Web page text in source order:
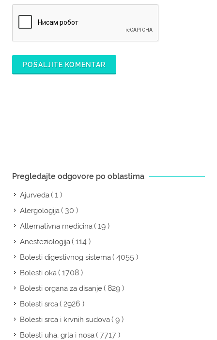
POŠALJITE KOMENTAR
Pregledajte odgovore po oblastima
Ajurveda( 1 )
Alergologija( 30 )
Alternativna medicina( 19 )
Anesteziologija( 114 )
Bolesti digestivnog sistema( 4055 )
Bolesti oka( 1708 )
Bolesti organa za disanje( 829 )
Bolesti srca( 2926 )
Bolesti srca i krvnih sudova( 9 )
Bolesti uha, grla i nosa( 7717 )